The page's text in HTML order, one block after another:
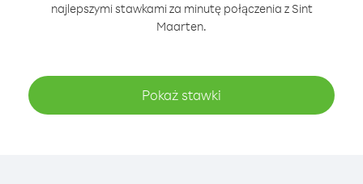
najlepszymi stawkami za minutę połączenia z Sint
Maarten.
Pokaż stawki